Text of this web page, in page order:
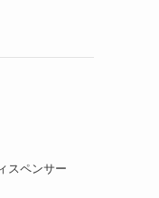
スペンサー